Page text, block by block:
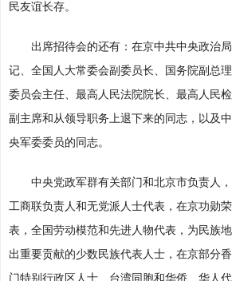
民友谊长存。
出席招待会的还有：在京中共中央政治
记、全国人大常委会副委员长、国务院副总
委员会主任、最高人民法院院长、最高人民
副主席和从领导职务上退下来的同志，以及
央军委委员的同志。
中央党政军群有关部门和北京市负责人
工商联负责人和无党派人士代表，在京功勋
表，全国劳动模范和先进人物代表，为民族
出重要贡献的少数民族代表人士，在京部分
门特别行政区人士、台湾同胞和华侨、华人